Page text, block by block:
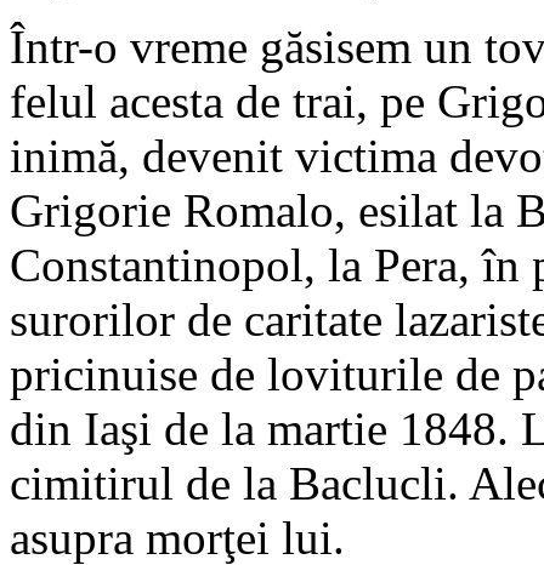
Într-o vreme găsisem un
felul acesta de trai, pe
inimă, devenit victima
Grigorie Romalo, esilat la
Constantinopol, la Pera,
surorilor de caritate
pricinuise de loviturile de
din Iaşi de la martie 1848.
cimitirul de la Baclucli.
asupra morţei lui.